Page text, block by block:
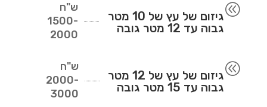
@
גיזום של עץ של 10 מטר
גבוה עד 12 מטר גובה
ש"ח
1500-
2000
@
גיזום של עץ של 12 מטר
גבוה עד 15 מטר גובה
ש"ח
2000-
3000